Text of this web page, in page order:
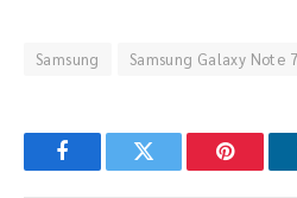
Samsung Samsung Galaxy Note
FacebookTwitter